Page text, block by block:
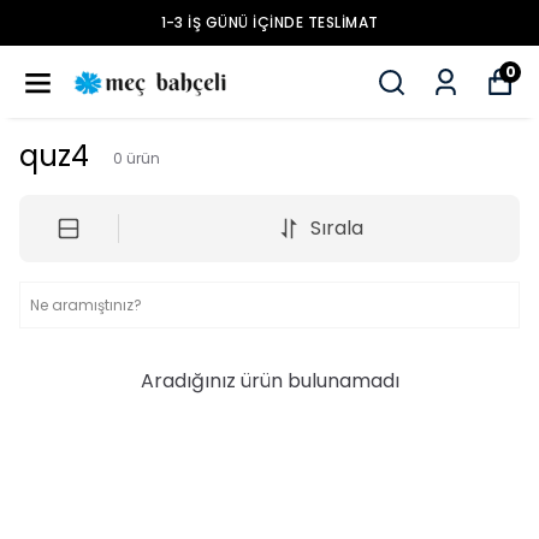
1-3 İŞ GÜNÜ İÇINDE TESLIMAT
0
quz4 0 ürün
Sırala
Aradığınız ürün bulunamadı